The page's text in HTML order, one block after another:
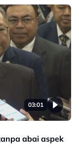
03:01
abai aspek